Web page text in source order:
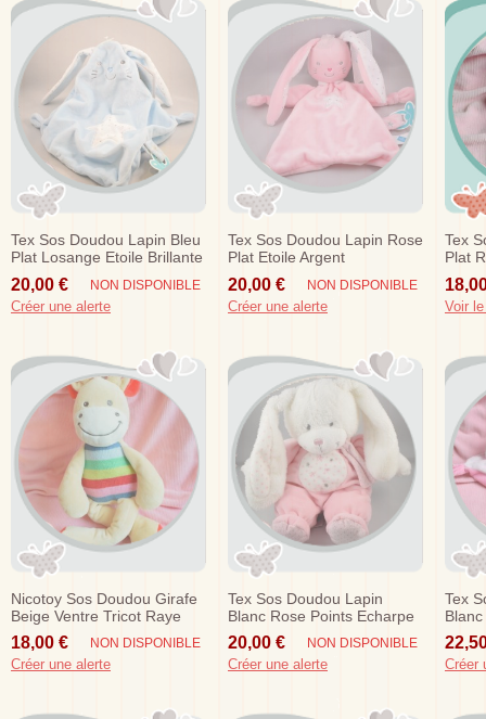
Tex Sos Doudou Lapin Bleu
Plat Losange Etoile Brillante
20,00 € NON DISPONIBLE
Créer une alerte
Tex Sos Doudou Lapin Rose
Plat Etoile Argent
20,00 € NON DISPONIBLE
Créer une alerte
Tex
Plat
Voir
Nicotoy Sos Doudou Girafe
Beige Ventre Tricot Raye
Bleu Rouge
18,00 € NON DISPONIBLE
Créer une alerte
Tex Sos Doudou Lapin
Blanc Rose Points Echarpe
20,00 € NON DISPONIBLE
Créer une alerte
Tex
Créer